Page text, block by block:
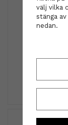
välj vilka
stänga
nedan.